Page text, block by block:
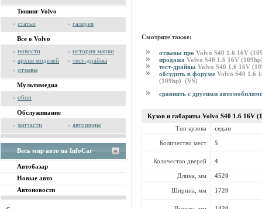
Тюнинг Volvo
» статьи » галерея
Все о Volvo
» новости » история марки
» архив моделей » тест-драйвы
» отзывы
Мультимедиа
» обои
Обслуживание
» запчасти » автошины
Весь мир авто на InfoCar
Автобазар
Новые авто
Автоновости
Смотрите также:
отзывы про Volvo S40 1.6 16V
продажа Volvo S40 1.6 16V
тест-драйвы Volvo S40 1.6 16V
обсудить в форуме Volvo S40 1.6
(109hp) (VS)
сравнить с другими
Кузов и габариты Volvo S40 1.6 16V
Тип кузова
седан
Количество мест 5
Количество дверей 4
Длина, мм 4520
Ширина, мм 1720